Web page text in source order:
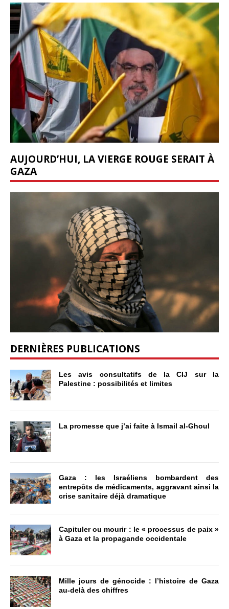
AUJOURD’HUI, LA VIERGE ROUGE SERAIT À
GAZA
DERNIÈRES PUBLICATIONS
Les avis consultatifs de la CIJ sur la
Palestine : possibilités et limites
La promesse que j’ai faite à Ismail al-Ghoul
Gaza : les Israéliens bombardent des
entrepôts de médicaments, aggravant ainsi la
crise sanitaire déjà dramatique
Capituler ou mourir : le « processus de paix »
à Gaza et la propagande occidentale
Mille jours de génocide : l’histoire de Gaza
au-delà des chiffres